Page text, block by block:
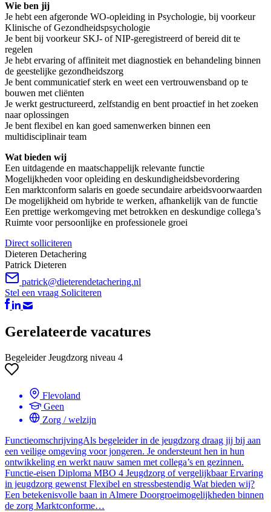
Wie ben jij
Je hebt een afgeronde WO-opleiding in Psychologie, bij voorkeur
Klinische of Gezondheidspsychologie
Je bent bij voorkeur SKJ- of NIP-geregistreerd of bereid dit te
regelen
Je hebt ervaring of affiniteit met diagnostiek en behandeling binnen
de geestelijke gezondheidszorg
Je bent communicatief sterk en weet een vertrouwensband op te
bouwen met cliënten
Je werkt gestructureerd, zelfstandig en bent proactief in het zoeken
naar oplossingen
Je bent flexibel en kan goed samenwerken binnen een
multidisciplinair team
Wat bieden wij
Een uitdagende en maatschappelijk relevante functie
Mogelijkheden voor opleiding en deskundigheidsbevordering
Een marktconform salaris en goede secundaire arbeidsvoorwaarden
De mogelijkheid om hybride te werken, afhankelijk van de functie
Een prettige werkomgeving met betrokken en deskundige collega’s
Ruimte voor persoonlijke en professionele groei
Direct solliciteren
Dieteren Detachering
Patrick Dieteren
patrick@dieterendetachering.nl
Stel een vraag Soliciteren
Gerelateerde vacatures
Begeleider Jeugdzorg niveau 4
Flevoland
Geen
Zorg / welzijn
FunctieomschrijvingAls begeleider in de jeugdzorg draag jij bij aan
een veilige omgeving voor jongeren. Je ondersteunt hen in hun
ontwikkeling en werkt nauw samen met collega’s en gezinnen.
Functie-eisen Diploma MBO 4 Jeugdzorg of vergelijkbaar Ervaring
in jeugdzorg gewenst Flexibel en stressbestendig Wat bieden wij?
Een betekenisvolle baan in Almere Doorgroeimogelijkheden binnen
de zorg Marktconforme…